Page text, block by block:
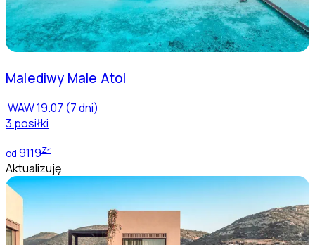
Malediwy Male Atol
WAW19.07 (7 dni)
3 posiłki
od 9119zł
Aktualizuję